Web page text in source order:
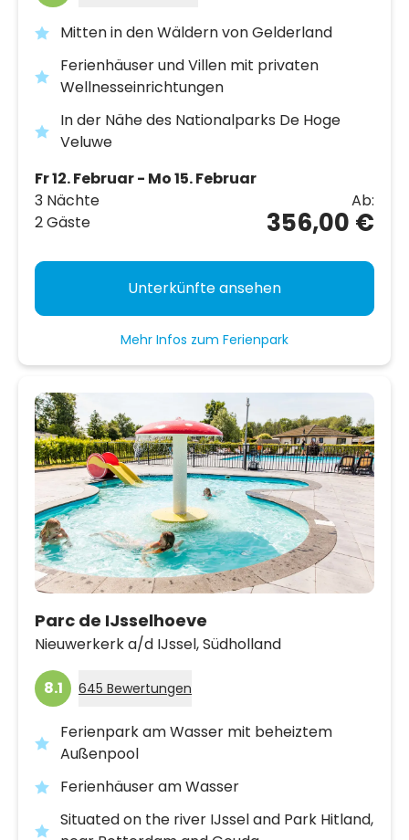
Mitten in den Wäldern von Gelderland
Ferienhäuser und Villen mit privaten
Wellnesseinrichtungen
In der Nähe des Nationalparks De Hoge
Veluwe
Fr 12. Februar - Mo 15. Februar
3 Nächte
2 Gäste
Ab:
356,00 €
Unterkünfte ansehen
Mehr Infos zum Ferienpark
Parc de IJsselhoeve
Nieuwerkerk a/d IJssel,Südholland
8.1 645 Bewertungen
Ferienpark am Wasser mit beheiztem
Außenpool
Ferienhäuser am Wasser
Situated on the river IJssel and Park Hitland,